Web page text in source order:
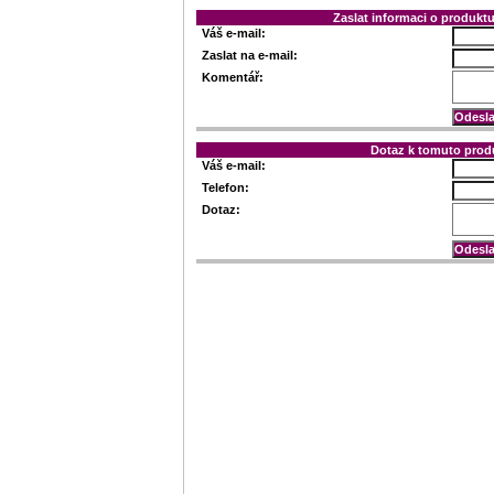
Zaslat informaci o
Váš e-mail:
Zaslat na e-mail:
Komentář:
Dotaz k tomuto
Váš e-mail:
Telefon:
Dotaz: